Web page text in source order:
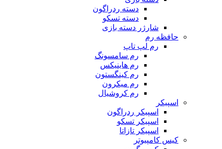
دسته ردراگون
دسته تسکو
شارژر دسته بازی
حافظه رم
رم لپ تاپ
رم سامسونگ
رم هاینیکس
رم کینگستون
رم میکرون
رم کروشیال
اسپیکر
اسپیکر ردراگون
اسپیکر تسکو
اسپیکر تازاتا
کیس کامپیوتر